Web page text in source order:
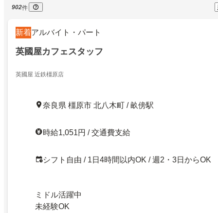
902件
新着アルバイト・パート
英國屋カフェスタッフ
英國屋 近鉄橿原店
奈良県 橿原市 北八木町 / 畝傍駅
時給1,051円 / 交通費支給
シフト自由 / 1日4時間以内OK / 週2・3日からOK
ミドル活躍中
未経験OK